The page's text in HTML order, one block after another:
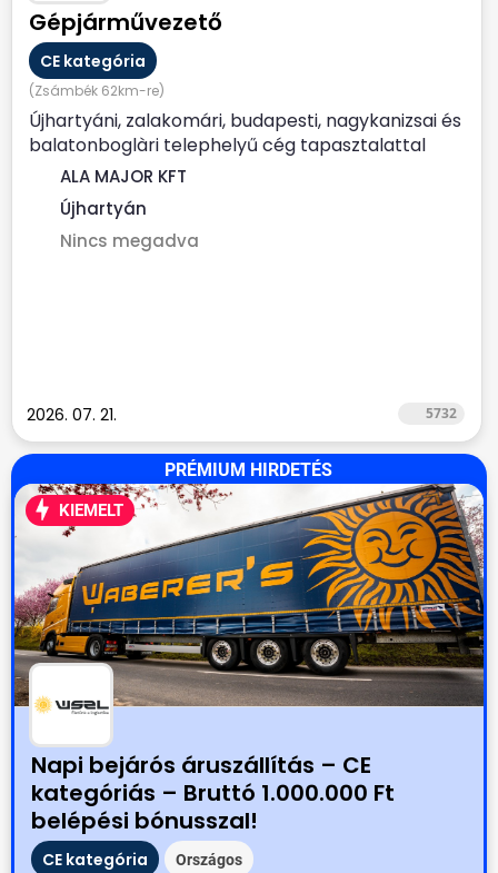
Gépjárművezető
CE kategória
(Zsámbék 62km-re)
Újhartyáni, zalakomári, budapesti, nagykanizsai és
balatonboglàri telephelyű cég tapasztalattal
rendelkező,...
ALA MAJOR KFT
Újhartyán
Nincs megadva
2026. 07. 21. 5732
PRÉMIUM HIRDETÉS
KIEMELT
Napi bejárós áruszállítás – CE
kategóriás – Bruttó 1.000.000 Ft
belépési bónusszal!
CE kategória Országos